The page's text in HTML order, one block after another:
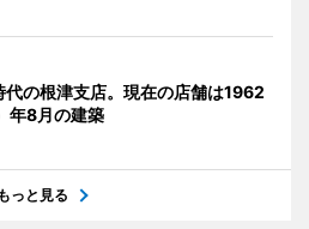
代の根津支店。現在の店舗は1962
年8月の建築
もっと見る